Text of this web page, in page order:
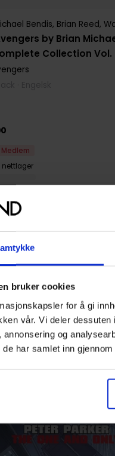
bruker cookies
for å gi
vår. Vi deler
annonsering og
har samlet inn
by Brian
Collection Vol.
Bendis, Brian Reed,
Medlem
nettlager